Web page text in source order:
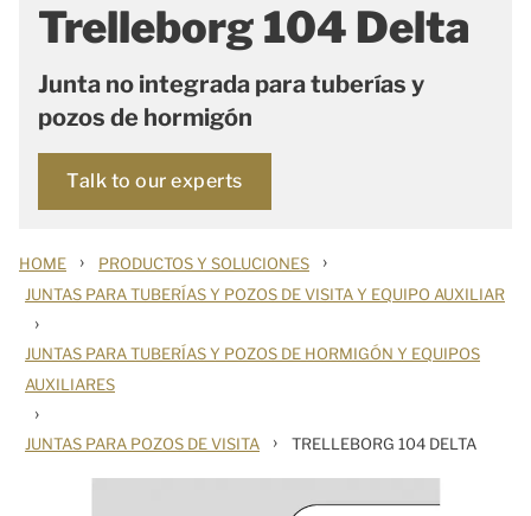
Trelleborg 104 Delta
Junta no integrada para tuberías y
pozos de hormigón
Talk to our experts
HOME › PRODUCTOS Y SOLUCIONES ›
JUNTAS PARA TUBERÍAS Y POZOS DE VISITA Y EQUIPO AUXILIAR
›
JUNTAS PARA TUBERÍAS Y POZOS DE HORMIGÓN Y EQUIPOS
AUXILIARES
›
JUNTAS PARA POZOS DE VISITA › TRELLEBORG 104 DELTA